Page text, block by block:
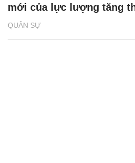
QUÂN SỰ
mới của lực lượng tăng